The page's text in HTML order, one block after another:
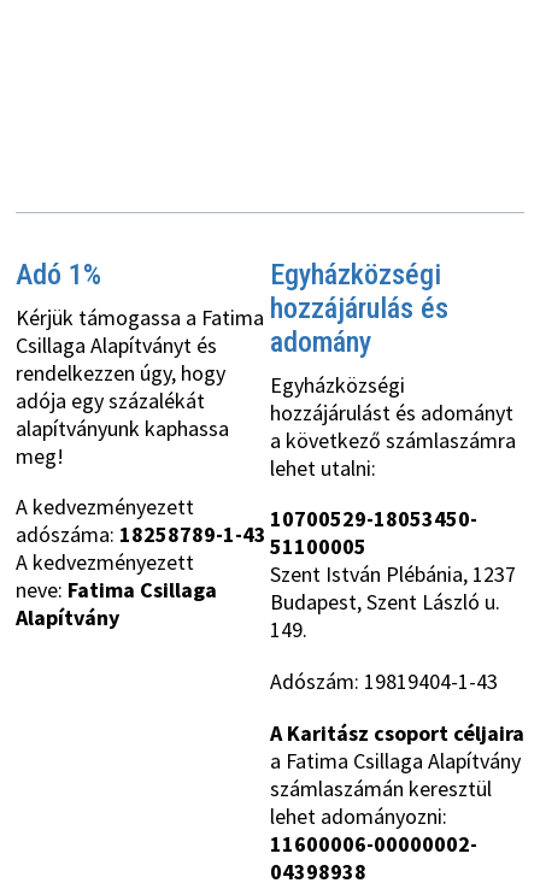
Adó 1%
Kérjük támogassa a Fatima
Csillaga Alapítványt és
rendelkezzen úgy, hogy
adója egy százalékát
alapítványunk kaphassa
meg!
A kedvezményezett
adószáma: 18258789-1-43
A kedvezményezett
neve: Fatima Csillaga
Alapítvány
Egyházközségi
hozzájárulás és
adomány
Egyházközségi
hozzájárulást és adományt
a következő számlaszámra
lehet utalni:
10700529-18053450-
51100005
Szent István Plébánia, 1237
Budapest, Szent László u.
149.
Adószám: 19819404-1-43
A Karitász csoport céljaira
a Fatima Csillaga Alapítvány
számlaszámán keresztül
lehet adományozni:
11600006-00000002-
04398938